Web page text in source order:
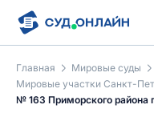
Главная
Мировые суды
Мировые участки Санкт-
№ 163 Приморского района